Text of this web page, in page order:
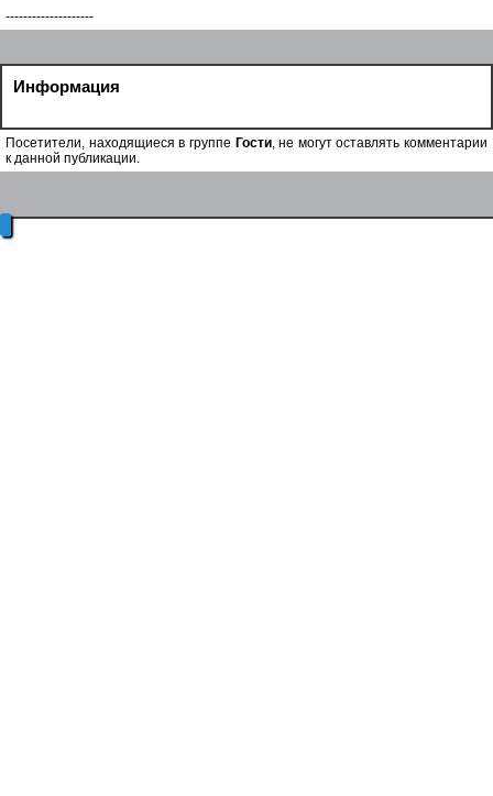
--------------------
Информация
Посетители, находящиеся в группе Гости, не могут оставлять комментарии
к данной публикации.